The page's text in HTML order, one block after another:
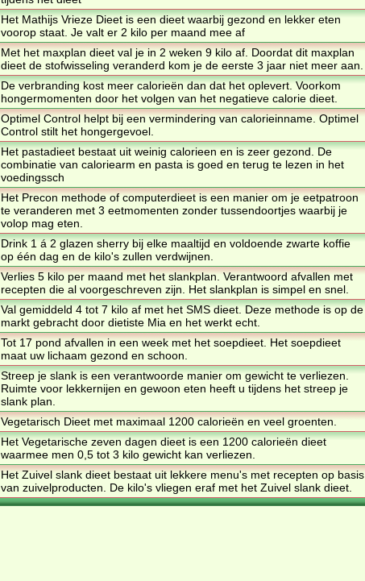
Het Mathijs Vrieze Dieet is een dieet waarbij gezond en lekker eten
voorop staat. Je valt er 2 kilo per maand mee af
Met het maxplan dieet val je in 2 weken 9 kilo af. Doordat dit maxplan
dieet de stofwisseling veranderd kom je de eerste 3 jaar niet meer aan.
De verbranding kost meer calorieën dan dat het oplevert. Voorkom
hongermomenten door het volgen van het negatieve calorie dieet.
Optimel Control helpt bij een vermindering van calorieinname. Optimel
Control stilt het hongergevoel.
Het pastadieet bestaat uit weinig calorieen en is zeer gezond. De
combinatie van caloriearm en pasta is goed en terug te lezen in het
voedingssch
Het Precon methode of computerdieet is een manier om je eetpatroon
te veranderen met 3 eetmomenten zonder tussendoortjes waarbij je
volop mag eten.
Drink 1 á 2 glazen sherry bij elke maaltijd en voldoende zwarte koffie
op één dag en de kilo's zullen verdwijnen.
Verlies 5 kilo per maand met het slankplan. Verantwoord afvallen met
recepten die al voorgeschreven zijn. Het slankplan is simpel en snel.
Val gemiddeld 4 tot 7 kilo af met het SMS dieet. Deze methode is op de
markt gebracht door dietiste Mia en het werkt echt.
Tot 17 pond afvallen in een week met het soepdieet. Het soepdieet
maat uw lichaam gezond en schoon.
Streep je slank is een verantwoorde manier om gewicht te verliezen.
Ruimte voor lekkernijen en gewoon eten heeft u tijdens het streep je
slank plan.
Vegetarisch Dieet met maximaal 1200 calorieën en veel groenten.
Het Vegetarische zeven dagen dieet is een 1200 calorieën dieet
waarmee men 0,5 tot 3 kilo gewicht kan verliezen.
Het Zuivel slank dieet bestaat uit lekkere menu's met recepten op basis
van zuivelproducten. De kilo's vliegen eraf met het Zuivel slank dieet.